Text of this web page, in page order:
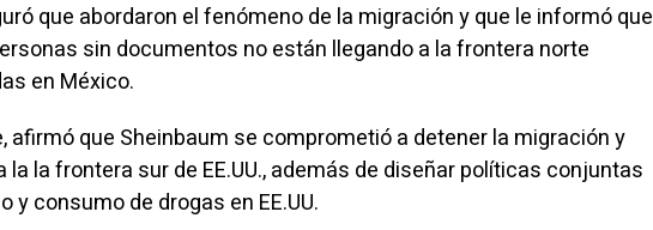
que abordaron el fenómeno de la migración y que le informó que
sin documentos no están llegando a la frontera norte
en México.
afirmó que Sheinbaum se comprometió a detener la migración y
la la frontera sur de EE.UU., además de diseñar políticas conjuntas
yconsumode drogas en EE.UU.